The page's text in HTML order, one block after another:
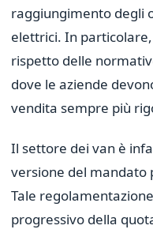
raggiungimento degli
elettrici. In
rispetto delle
dove le aziende
vendita sempre più
Il settore dei van è
versione del mandato
Tale
progressivo della